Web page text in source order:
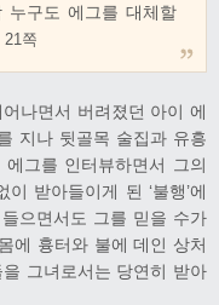
누구도 에그를 대체할
쪽
나면서 버려졌던 아이 에
지나 뒷골목 술집과 유흥
그를 인터뷰하면서 그의
받아들이게 된 ‘불행’에
으면서도 그를 믿을 수가
에 흉터와 불에 데인 상처
그녀로서는 당연히 받아